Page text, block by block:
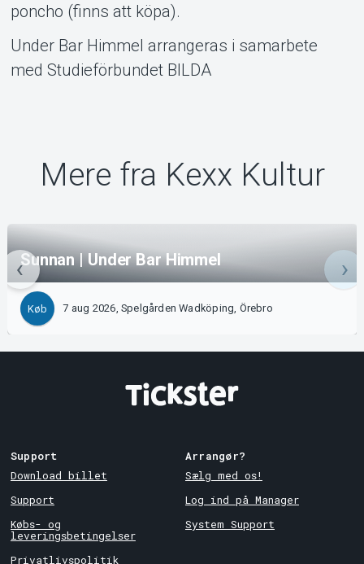
poncho (finns att köpa).
Under Bar Himmel arrangeras i samarbete
med Studieförbundet BILDA
Mere fra Kexx Kultur
Sunnan | Under Bar Himmel
Køb 7 aug 2026, Spelgården Wadköping, Örebro
Support
Download billet
Support
Købs- og
leveringsbetingelser
Privatlivspolitik
Arrangør?
Sælg med os!
Log ind på Manager
System Support